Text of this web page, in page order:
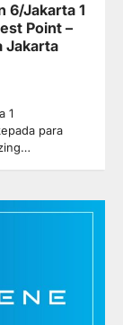
6/Jakarta 1
Point –
Jakarta
1
para